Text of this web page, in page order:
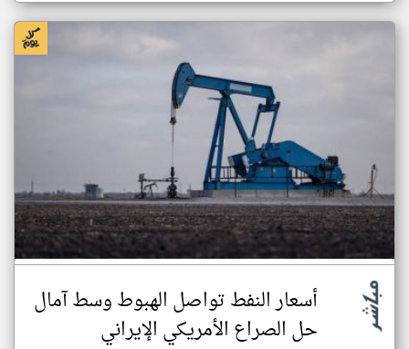
أسعار النفط تواصل الهبوط وسط آمال
حل الصراع الأمريكي الإيراني